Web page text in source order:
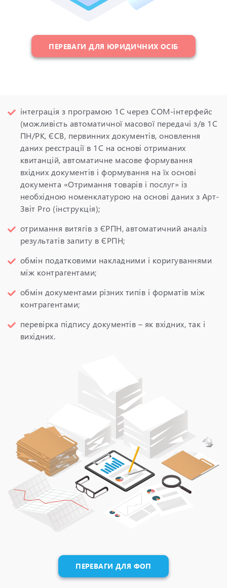
ПЕРЕВАГИ ДЛЯ ЮРИДИЧНИХ ОСІБ
інтеграція з програмою 1С через СОМ-інтерфейс
(можливість автоматичної масової передачі з/в 1С
ПН/РК, ЄСВ, первинних документів, оновлення
даних реєстрації в 1С на основі отриманих
квитанцій, автоматичне масове формування
вхідних документів і формування на їх основі
документа «Отримання товарів і послуг» із
необхідною номенклатурою на основі даних з Арт-
Звіт Pro (інструкція);
отримання витягів з ЄРПН, автоматичний аналіз
результатів запиту в ЄРПН;
обмін податковими накладними і коригуваннями
між контрагентами;
обмін документами різних типів і форматів між
контрагентами;
перевірка підпису документів – як вхідних, так і
вихідних.
ПЕРЕВАГИ ДЛЯ ФОП